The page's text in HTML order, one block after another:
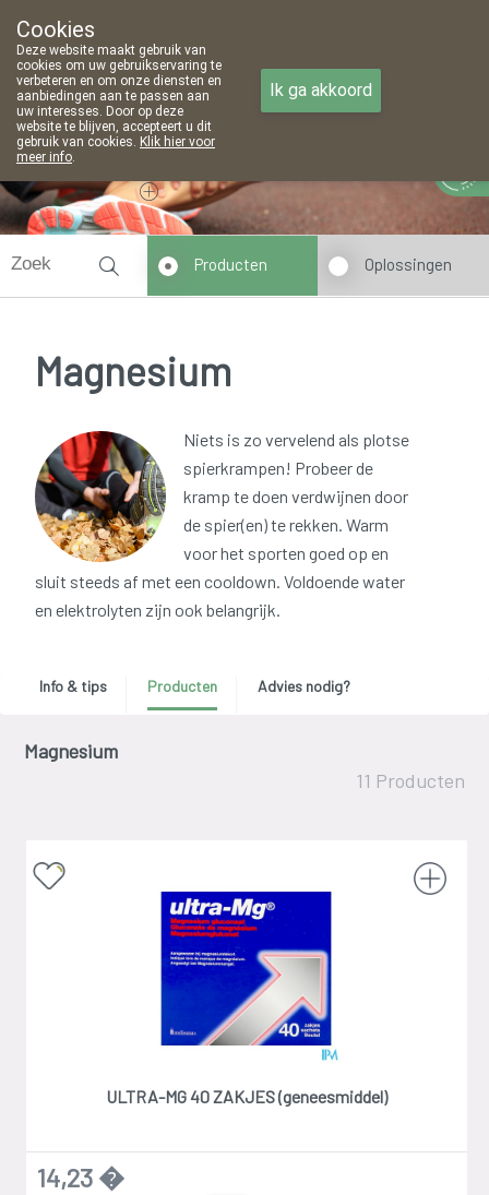
03 353 61 31
Vandaag
Producten Oplossingen
Magnesium
Niets is zo vervelend als plotse
spierkrampen! Probeer de
kramp te doen verdwijnen door
de spier(en) te rekken. Warm
voor het sporten goed op en
sluit steeds af met een cooldown. Voldoende water
en elektrolyten zijn ook belangrijk.
Info & tips Producten Advies nodig?
Magnesium
11 Producten
ULTRA-MG 40 ZAKJES (geneesmiddel)
14,23 �
Cookies
Deze website maakt gebruik van
cookies om uw gebruikservaring te
verbeteren en om onze diensten en
aanbiedingen aan te passen aan
uw interesses. Door op deze
website te blijven, accepteert u dit
gebruik van cookies. Klik hier voor
meer info.
Ik ga akkoord